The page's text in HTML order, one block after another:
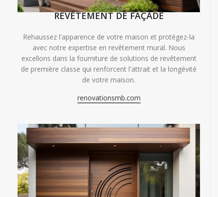
REVÊTEMENT DE FAÇADE
Rehaussez l'apparence de votre maison et protégez-la
avec notre expertise en revêtement mural. Nous
excellons dans la fourniture de solutions de revêtement
de première classe qui renforcent l'attrait et la longévité
de votre maison.
renovationsmb.com